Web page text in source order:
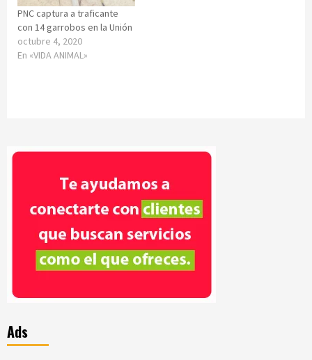
PNC captura a traficante
con 14 garrobos en la Unión
octubre 4, 2020
En «VIDA ANIMAL»
Ads